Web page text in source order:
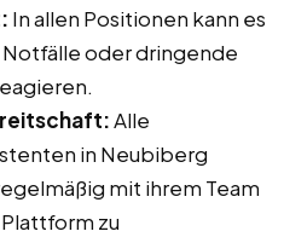
In allen Positionen kann es
oder dringende
Alle
in Neubiberg
mit ihrem Team
zu